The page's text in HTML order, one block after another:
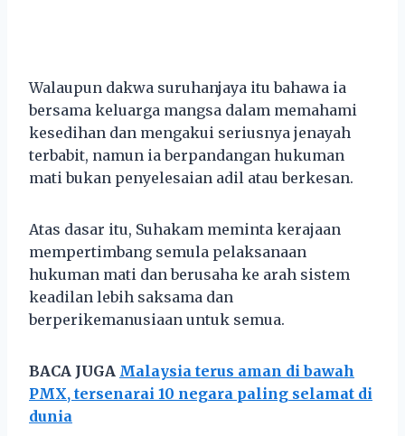
Walaupun dakwa suruhanjaya itu bahawa ia
bersama keluarga mangsa dalam memahami
kesedihan dan mengakui seriusnya jenayah
terbabit, namun ia berpandangan hukuman
mati bukan penyelesaian adil atau berkesan.
Atas dasar itu, Suhakam meminta kerajaan
mempertimbang semula pelaksanaan
hukuman mati dan berusaha ke arah sistem
keadilan lebih saksama dan
berperikemanusiaan untuk semua.
BACA JUGA Malaysia terus aman di bawah
PMX, tersenarai 10 negara paling selamat di
dunia